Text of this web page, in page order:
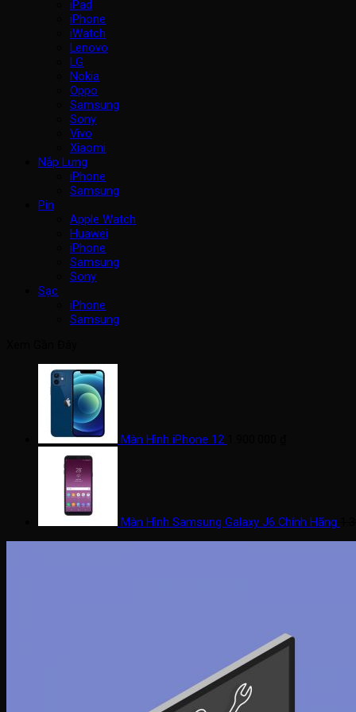
iPad
iPhone
iWatch
Lenovo
LG
Nokia
Oppo
Samsung
Sony
Vivo
Xiaomi
Nắp Lưng
iPhone
Samsung
Pin
Apple Watch
Huawei
iPhone
Samsung
Sony
Sạc
iPhone
Samsung
Màn Hình iPhone 12
Màn Hình Samsung Galaxy J6 Chính Hãng